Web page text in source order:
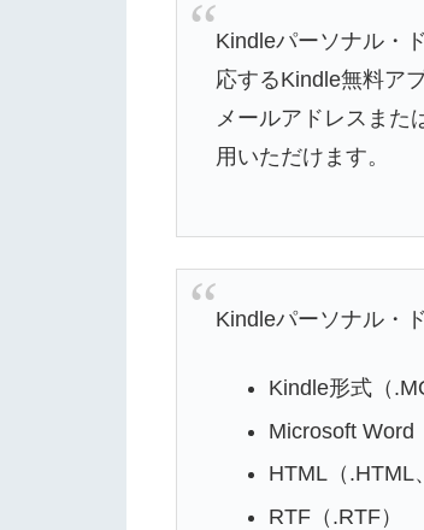
Kindleパーソナル・
応するKindle無料ア
メールアドレスまた
用いただけます。
Kindleパーソナル・
Kindle形式（
Microsoft Word
HTML（.HTML
RTF（.RTF）